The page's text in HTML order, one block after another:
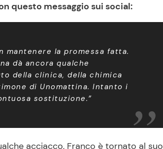
questo messaggio sui social:
la promessa fatta.
dà ancora qualche
della clinica, della chimica
di Unomattina. Intanto i
sostituzione.”
acciacco, Franco è tornato al suo